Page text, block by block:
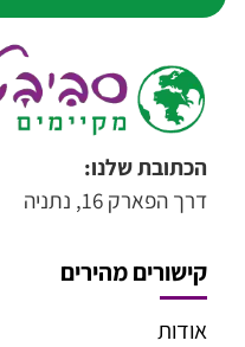
הכתובת שלנו:
דרך הפארק 16, נתניה
קישורים מהירים
אודות